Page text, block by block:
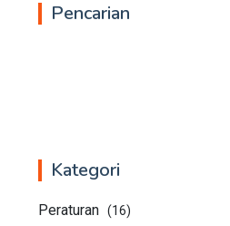
Pencarian
Kategori
Peraturan (16)